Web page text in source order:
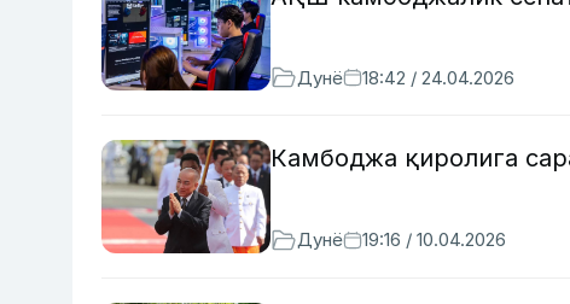
Дунё 18:42 / 24.04.2026
Камбоджа қиролига
Дунё 19:16 / 10.04.2026